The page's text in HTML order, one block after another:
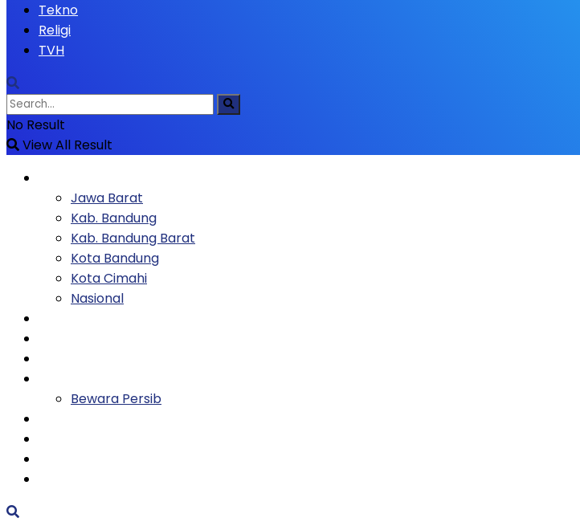
Tekno
Religi
TVH
No Result
View All Result
Jawa Barat
Kab. Bandung
Kab. Bandung Barat
Kota Bandung
Kota Cimahi
Nasional
Bewara Persib